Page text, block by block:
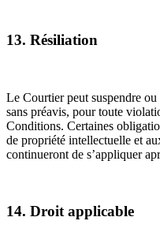
13. Résiliation
Le Courtier peut suspendre
sans préavis, pour toute
Conditions. Certaines
de propriété intellectuelle et
continueront de s’appliquer
14. Droit applicable